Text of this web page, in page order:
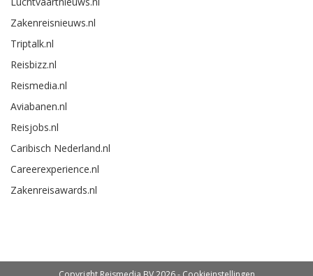
Zakenreisnieuws.nl
Triptalk.nl
Reisbizz.nl
Reismedia.nl
Aviabanen.nl
Reisjobs.nl
Caribisch Nederland.nl
Careerexperience.nl
Zakenreisawards.nl